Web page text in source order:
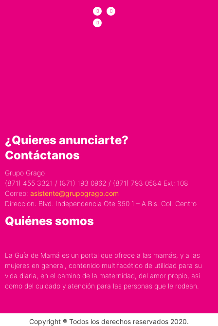
¿Quieres anunciarte?
Contáctanos
Grupo Grago
(871) 455 3321 / (871) 193 0962 / (871) 793 0584 Ext: 108
Correo: asistente@grupogrago.com
Dirección: Blvd. Independencia Ote 850 1 – A Bis. Col. Centro
Quiénes somos
La Guía de Mamá es un portal que ofrece a las mamás, y a las
mujeres en general, contenido multifacético de utilidad para su
vida diaria, en el camino de la maternidad, del amor propio, así
como del cuidado y atención para las personas que le rodean.
Copyright ® Todos los derechos reservados 2020.